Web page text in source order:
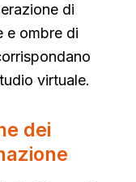
di
e ombre di
virtuale.
dei